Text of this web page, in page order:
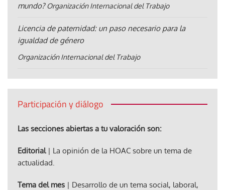
mundo? Organización Internacional del Trabajo
Licencia de paternidad: un paso necesario para la
igualdad de género
Organización Internacional del Trabajo
Participación y diálogo
Las secciones abiertas a tu valoración son:
Editorial| La opinión de la HOAC sobre un tema de
actualidad.
Tema del mes | Desarrollo de un tema social, laboral,